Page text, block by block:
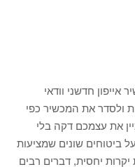
חדשני וודאי
ולסדר את המכשיר כפי
את עצמכם דקה בלי
ביטוחים שונים שמציעות
יחסית, דברים רבים